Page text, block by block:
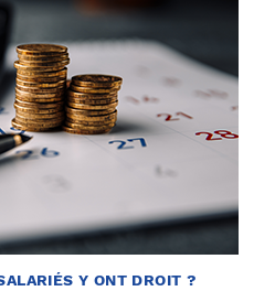
Y ONT DROIT ?